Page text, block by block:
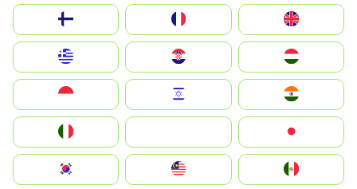
United Kingdom
Magyarország
South Korea